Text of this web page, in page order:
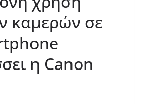
καμερών σε
η Canon